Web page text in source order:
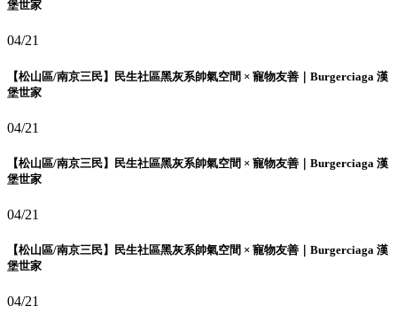
堡世家
04/21
【松山區/南京三民】民生社區黑灰系帥氣空間 × 寵物友善｜Burgerciaga 漢
堡世家
04/21
【松山區/南京三民】民生社區黑灰系帥氣空間 × 寵物友善｜Burgerciaga 漢
堡世家
04/21
【松山區/南京三民】民生社區黑灰系帥氣空間 × 寵物友善｜Burgerciaga 漢
堡世家
04/21